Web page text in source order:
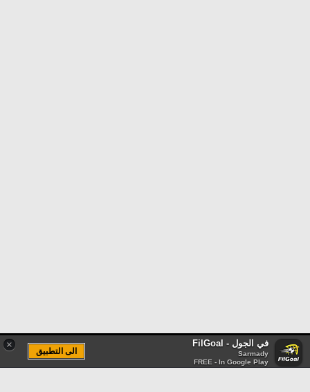
× في الجول - FilGoal
Sarmady
FREE - In Google Play
الى التطبيق